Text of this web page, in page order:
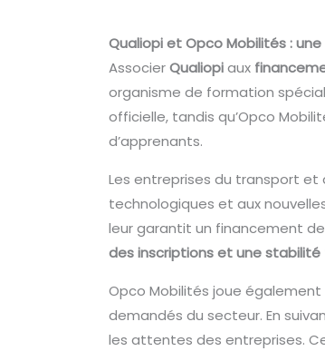
Qualiopi et Opco Mobilités :
AssocierQualiopiaux
organisme de formation
officielle, tandis qu’Opco
d’apprenants.
Les entreprises du transport et
technologiques et aux
leur garantit un financement
des inscriptions et une
Opco Mobilités joue
demandés du secteur. En
les attentes des entreprises.